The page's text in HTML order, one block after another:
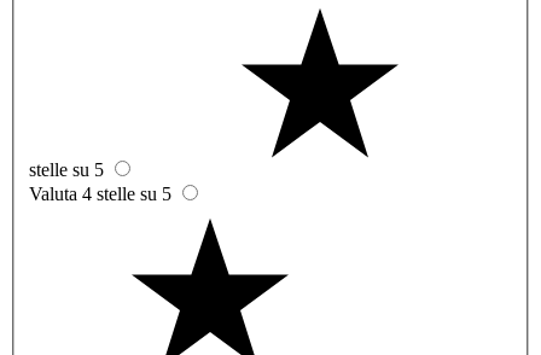
stelle su 5
Valuta 4 stelle su 5